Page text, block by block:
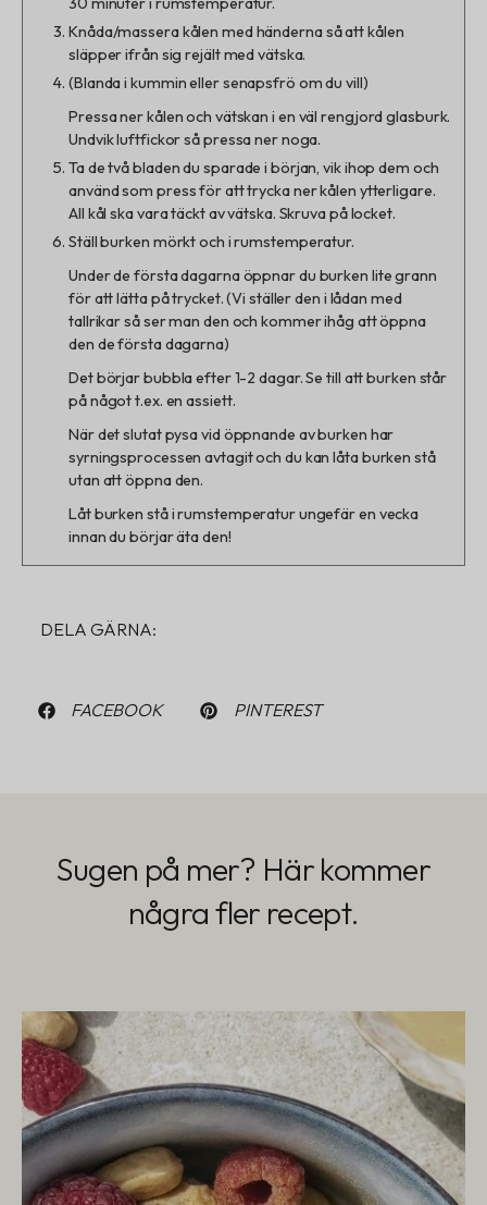
Knåda/massera kålen med händerna så att kålen
släpper ifrån sig rejält med vätska.
(Blanda i kummin eller senapsfrö om du vill)
Pressa ner kålen och vätskan i en väl rengjord glasburk.
Undvik luftfickor så pressa ner noga.
Ta de två bladen du sparade i början, vik ihop dem och
använd som press för att trycka ner kålen ytterligare.
All kål ska vara täckt av vätska. Skruva på locket.
Ställ burken mörkt och i rumstemperatur.
Under de första dagarna öppnar du burken lite grann
för att lätta på trycket. (Vi ställer den i lådan med
tallrikar så ser man den och kommer ihåg att öppna
den de första dagarna)
Det börjar bubbla efter 1-2 dagar. Se till att burken står
på något t.ex. en assiett.
När det slutat pysa vid öppnande av burken har
syrningsprocessen avtagit och du kan låta burken stå
utan att öppna den.
Låt burken stå i rumstemperatur ungefär en vecka
innan du börjar äta den!
DELA GÄRNA:
FACEBOOK PINTEREST
Sugen på mer? Här kommer
några fler recept.